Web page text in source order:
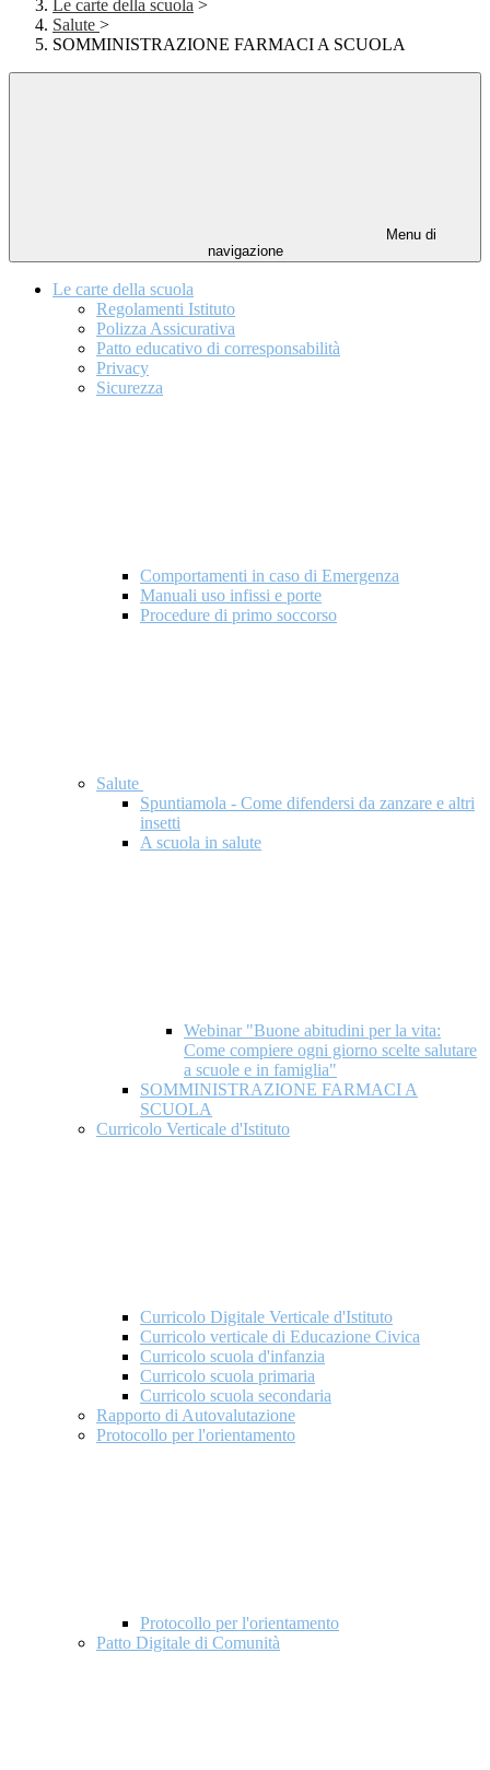
Le carte della scuola >
Salute >
SOMMINISTRAZIONE FARMACI A SCUOLA
Menu di
navigazione
Le carte della scuola
Regolamenti Istituto
Polizza Assicurativa
Patto educativo di corresponsabilità
Privacy
Sicurezza
Comportamenti in caso di Emergenza
Manuali uso infissi e porte
Procedure di primo soccorso
Salute
Spuntiamola - Come difendersi da zanzare e altri
insetti
A scuola in salute
Webinar "Buone abitudini per la vita:
Come compiere ogni giorno scelte salutare
a scuole e in famiglia"
SOMMINISTRAZIONE FARMACI A
SCUOLA
Curricolo Verticale d'Istituto
Curricolo Digitale Verticale d'Istituto
Curricolo verticale di Educazione Civica
Curricolo scuola d'infanzia
Curricolo scuola primaria
Curricolo scuola secondaria
Rapporto di Autovalutazione
Protocollo per l'orientamento
Protocollo per l'orientamento
Patto Digitale di Comunità